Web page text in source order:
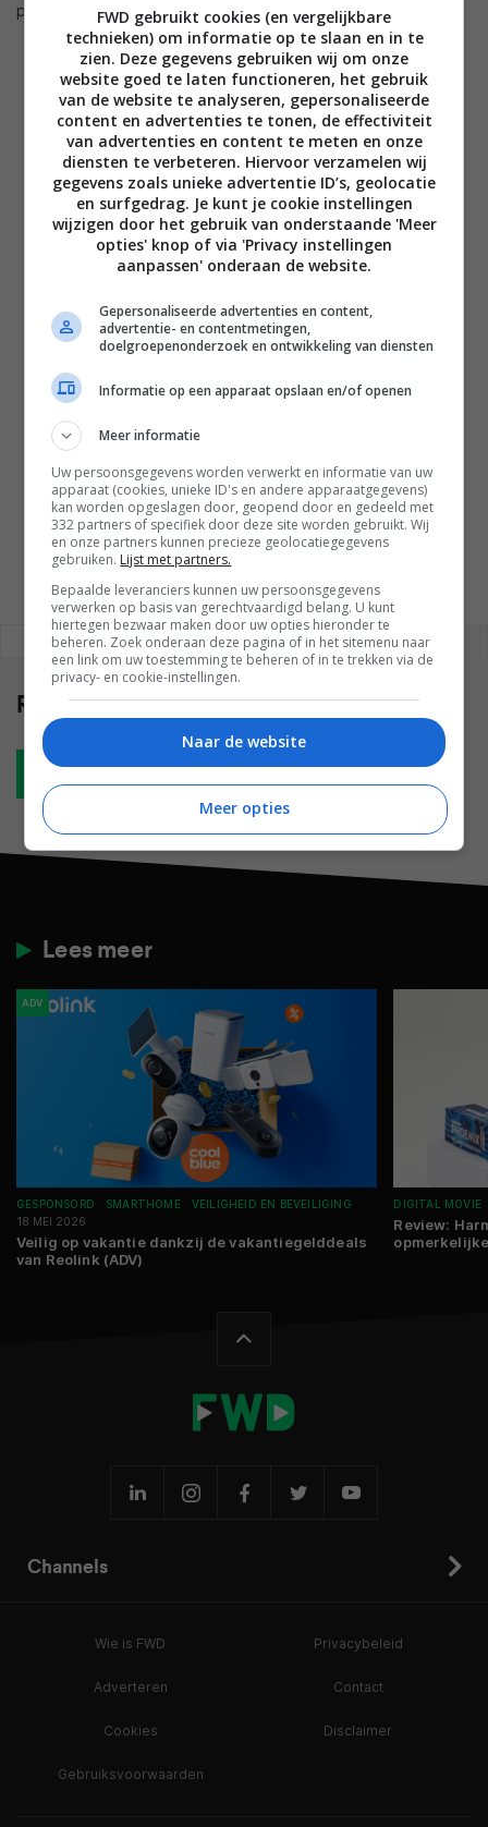
prototype zich bevindt.
GESCHREVEN DOOR
MARTIJN CHEL
REAGEREN REACTIES (0)
Reacties(0)
Plaats reactie
Lees meer
ADV
GESPONSORD SMARTHOME
VEILIGHEID EN BEVEILIGING
18 MEI 2026
Veilig op vakantie dankzij de vakantiegelddeals
van Reolink (ADV)
DIGITAL MOVIE
Review:
Channels
Wie is FWD Privacybeleid
Adverteren Contact
Cookies Disclaimer
Gebruiksvoorwaarden
FWD gebruikt cookies (en vergelijkbare
technieken) om informatie op te slaan en in te
zien. Deze gegevens gebruiken wij om onze
website goed te laten functioneren, het gebruik
van de website te analyseren, gepersonaliseerde
content en advertenties te tonen, de effectiviteit
van advertenties en content te meten en onze
diensten te verbeteren. Hiervoor verzamelen wij
gegevens zoals unieke advertentie ID’s, geolocatie
en surfgedrag. Je kunt je cookie instellingen
wijzigen door het gebruik van onderstaande 'Meer
opties' knop of via 'Privacy instellingen
aanpassen' onderaan de website.
Gepersonaliseerde advertenties en content,
advertentie- en contentmetingen,
doelgroepenonderzoek en ontwikkeling van diensten
Informatie op een apparaat opslaan en/of openen
Meer informatie
Uw persoonsgegevens worden verwerkt en informatie van uw
apparaat (cookies, unieke ID's en andere apparaatgegevens)
kan worden opgeslagen door, geopend door en gedeeld met
332 partners of specifiek door deze site worden gebruikt. Wij
en onze partners kunnen precieze geolocatiegegevens
gebruiken. Lijst met partners.
Bepaalde leveranciers kunnen uw persoonsgegevens
verwerken op basis van gerechtvaardigd belang. U kunt
hiertegen bezwaar maken door uw opties hieronder te
beheren. Zoek onderaan deze pagina of in het sitemenu naar
een link om uw toestemming te beheren of in te trekken via de
privacy- en cookie-instellingen.
Naar de website
Meer opties